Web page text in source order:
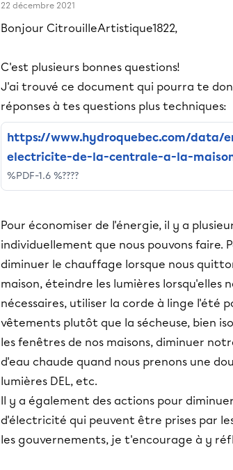
22 décembre 2021
Bonjour CitrouilleArtistique1822,
C'est plusieurs bonnes questions!
J'ai trouvé ce document qui pourra te
réponses à tes questions plus techniques:
https://www.hydroquebec.com/data/
electricite-de-la-centrale-a-la-
%PDF-1.6 %????
Pour économiser de l'énergie, il y a
individuellement que nous pouvons faire.
diminuer le chauffage lorsque nous
maison, éteindre les lumières lorsqu'elles
nécessaires, utiliser la corde à linge l'été
vêtements plutôt que la sécheuse, bien
les fenêtres de nos maisons, diminuer
d'eau chaude quand nous prenons une
lumières DEL, etc.
Il y a également des actions pour
d'électricité qui peuvent être prises par
les gouvernements, je t'encourage à y